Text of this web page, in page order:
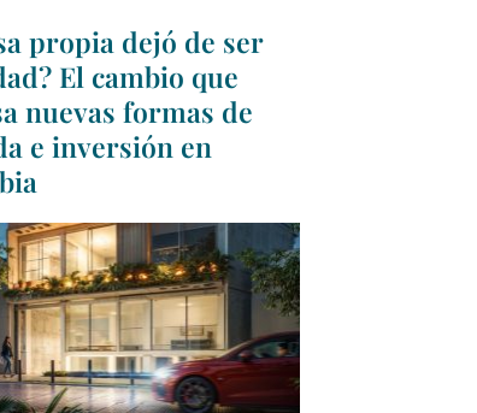
propia dejó de ser
El cambio que
nuevas formas de
e inversión en